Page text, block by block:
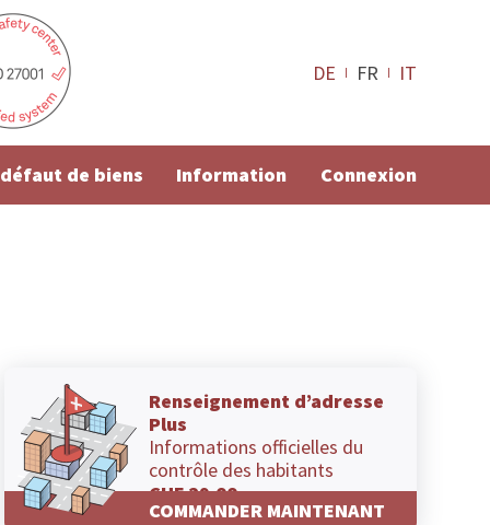
DE FR IT
de biens Information Connexion
Renseignement d’adresse
Plus
Informations officielles du
contrôle des habitants
CHF 29.00
COMMANDER MAINTENANT